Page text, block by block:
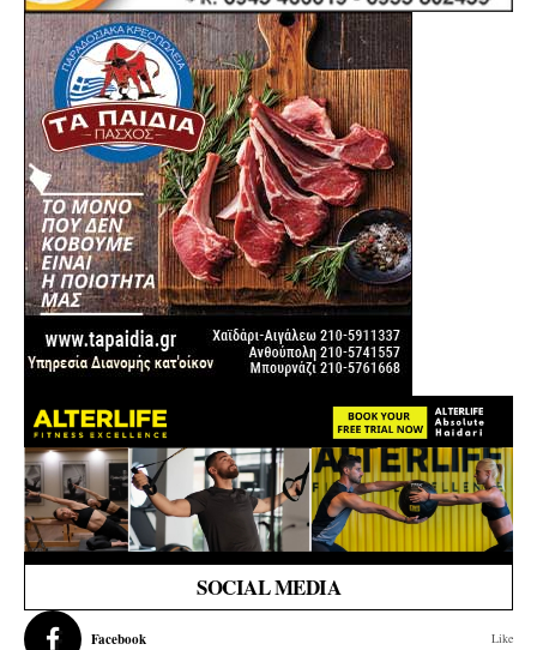
SOCIAL MEDIA
Facebook Like